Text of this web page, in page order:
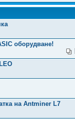
оборудване!
на Antminer L7